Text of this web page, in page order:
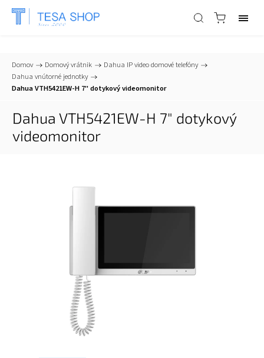
📞+421 903 553 805 info@tesa-systems.sk
Domov / Domový vrátnik / Dahua IP video domové telefóny /
Dahua vnútorné jednotky /
Dahua VTH5421EW-H 7" dotykový videomonitor
Dahua VTH5421EW-H 7" dotykový
videomonitor